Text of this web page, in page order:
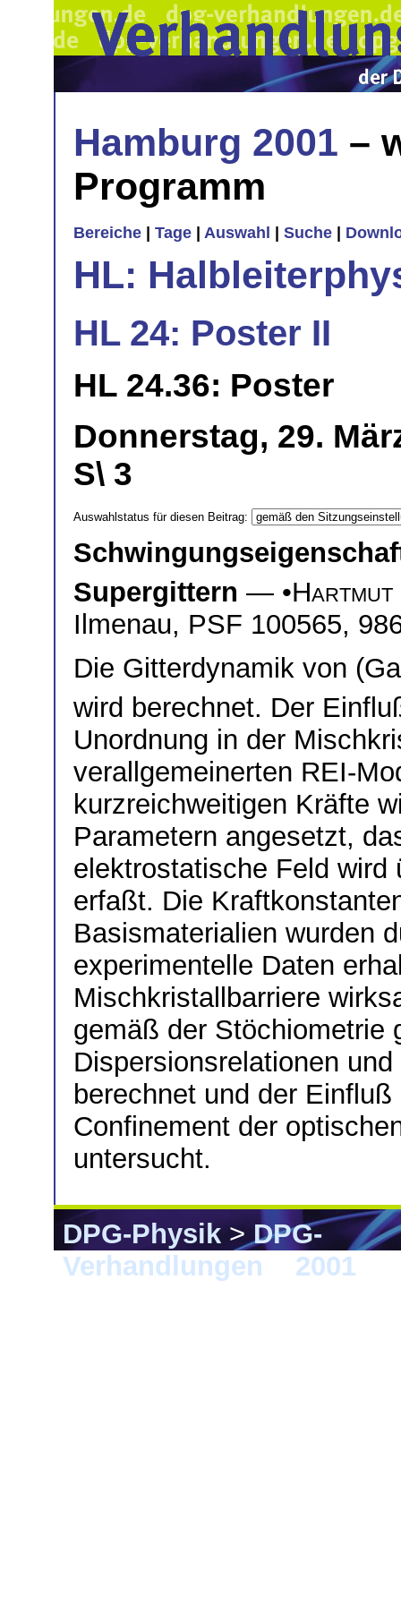
Hamburg 2001 –
Programm
Bereiche Tage Auswahl Suche
HL:
HL 24: Poster II
HL 24.36: Poster
Donnerstag, 29.
S\ 3
Auswahlstatus für diesen Beitrag:
Supergittern — •
Ilmenau, PSF 100565,
Die Gitterdynamik von
wird berechnet. Der
Unordnung in der
verallgemeinerten REI-
kurzreichweitigen Kräfte
Parametern angesetzt,
elektrostatische Feld wird
erfaßt. Die
Basismaterialien wurden
experimentelle Daten
Mischkristallbarriere
gemäß der Stöchiometrie
Dispersionsrelationen
berechnet und der
Confinement der
untersucht.
DPG-Physik>DPG-
Verhandlungen
2001